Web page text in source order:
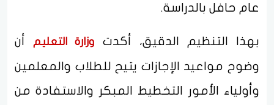
عام حافل بالدراسة.
بهذا التنظيم الدقيق، أكدت وزارة التعليم أن
وضوح مواعيد الإجازات يتيح للطلاب والمعلمين
وأولياء الأمور التخطيط المبكر والاستفادة من